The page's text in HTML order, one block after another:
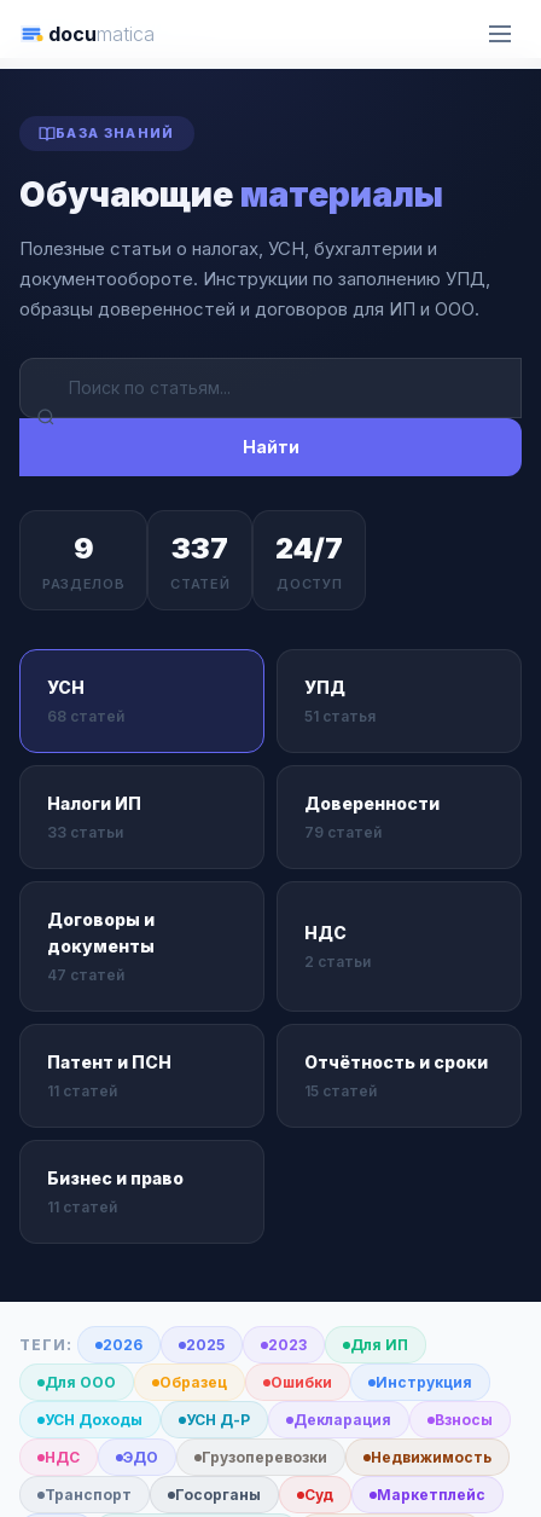
documatica
ГЛАВНАЯ СТАТЬИ
БАЗА ЗНАНИЙ
Обучающие материалы
Полезные статьи о налогах, УСН, бухгалтерии и
документообороте. Инструкции по заполнению УПД,
образцы доверенностей и договоров для ИП и ООО.
Найти
9
РАЗДЕЛОВ
337
СТАТЕЙ
24/7
ДОСТУП
УСН
68 статей
УПД
51 статья
Налоги ИП
33 статьи
Доверенности
79 статей
Договоры и
документы
47 статей
НДС
2 статьи
Патент и ПСН
11 статей
Отчётность и сроки
15 статей
Бизнес и право
11 статей
ТЕГИ: 2026 2025 2023 Для ИП
Для ООО Образец Ошибки Инструкция
УСН Доходы УСН Д-Р Декларация Взносы
НДС ЭДО Грузоперевозки Недвижимость
Транспорт Госорганы Суд Маркетплейс